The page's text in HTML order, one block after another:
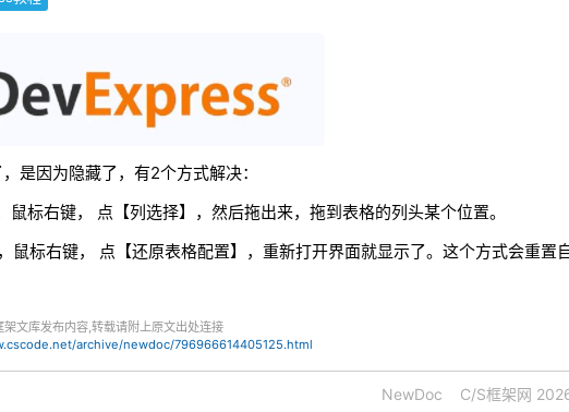
是因为隐藏了，有2个方式解决：
鼠标右键， 点【列选择】，然后拖出来，拖到表格的列头某个位置。
鼠标右键， 点【还原表格配置】，重新打开界面就显示了。这个方式会重置
文库发布内容,转载请附上原文出处连接
archive/newdoc/796966614405125.html
NewDoc C/S框架网